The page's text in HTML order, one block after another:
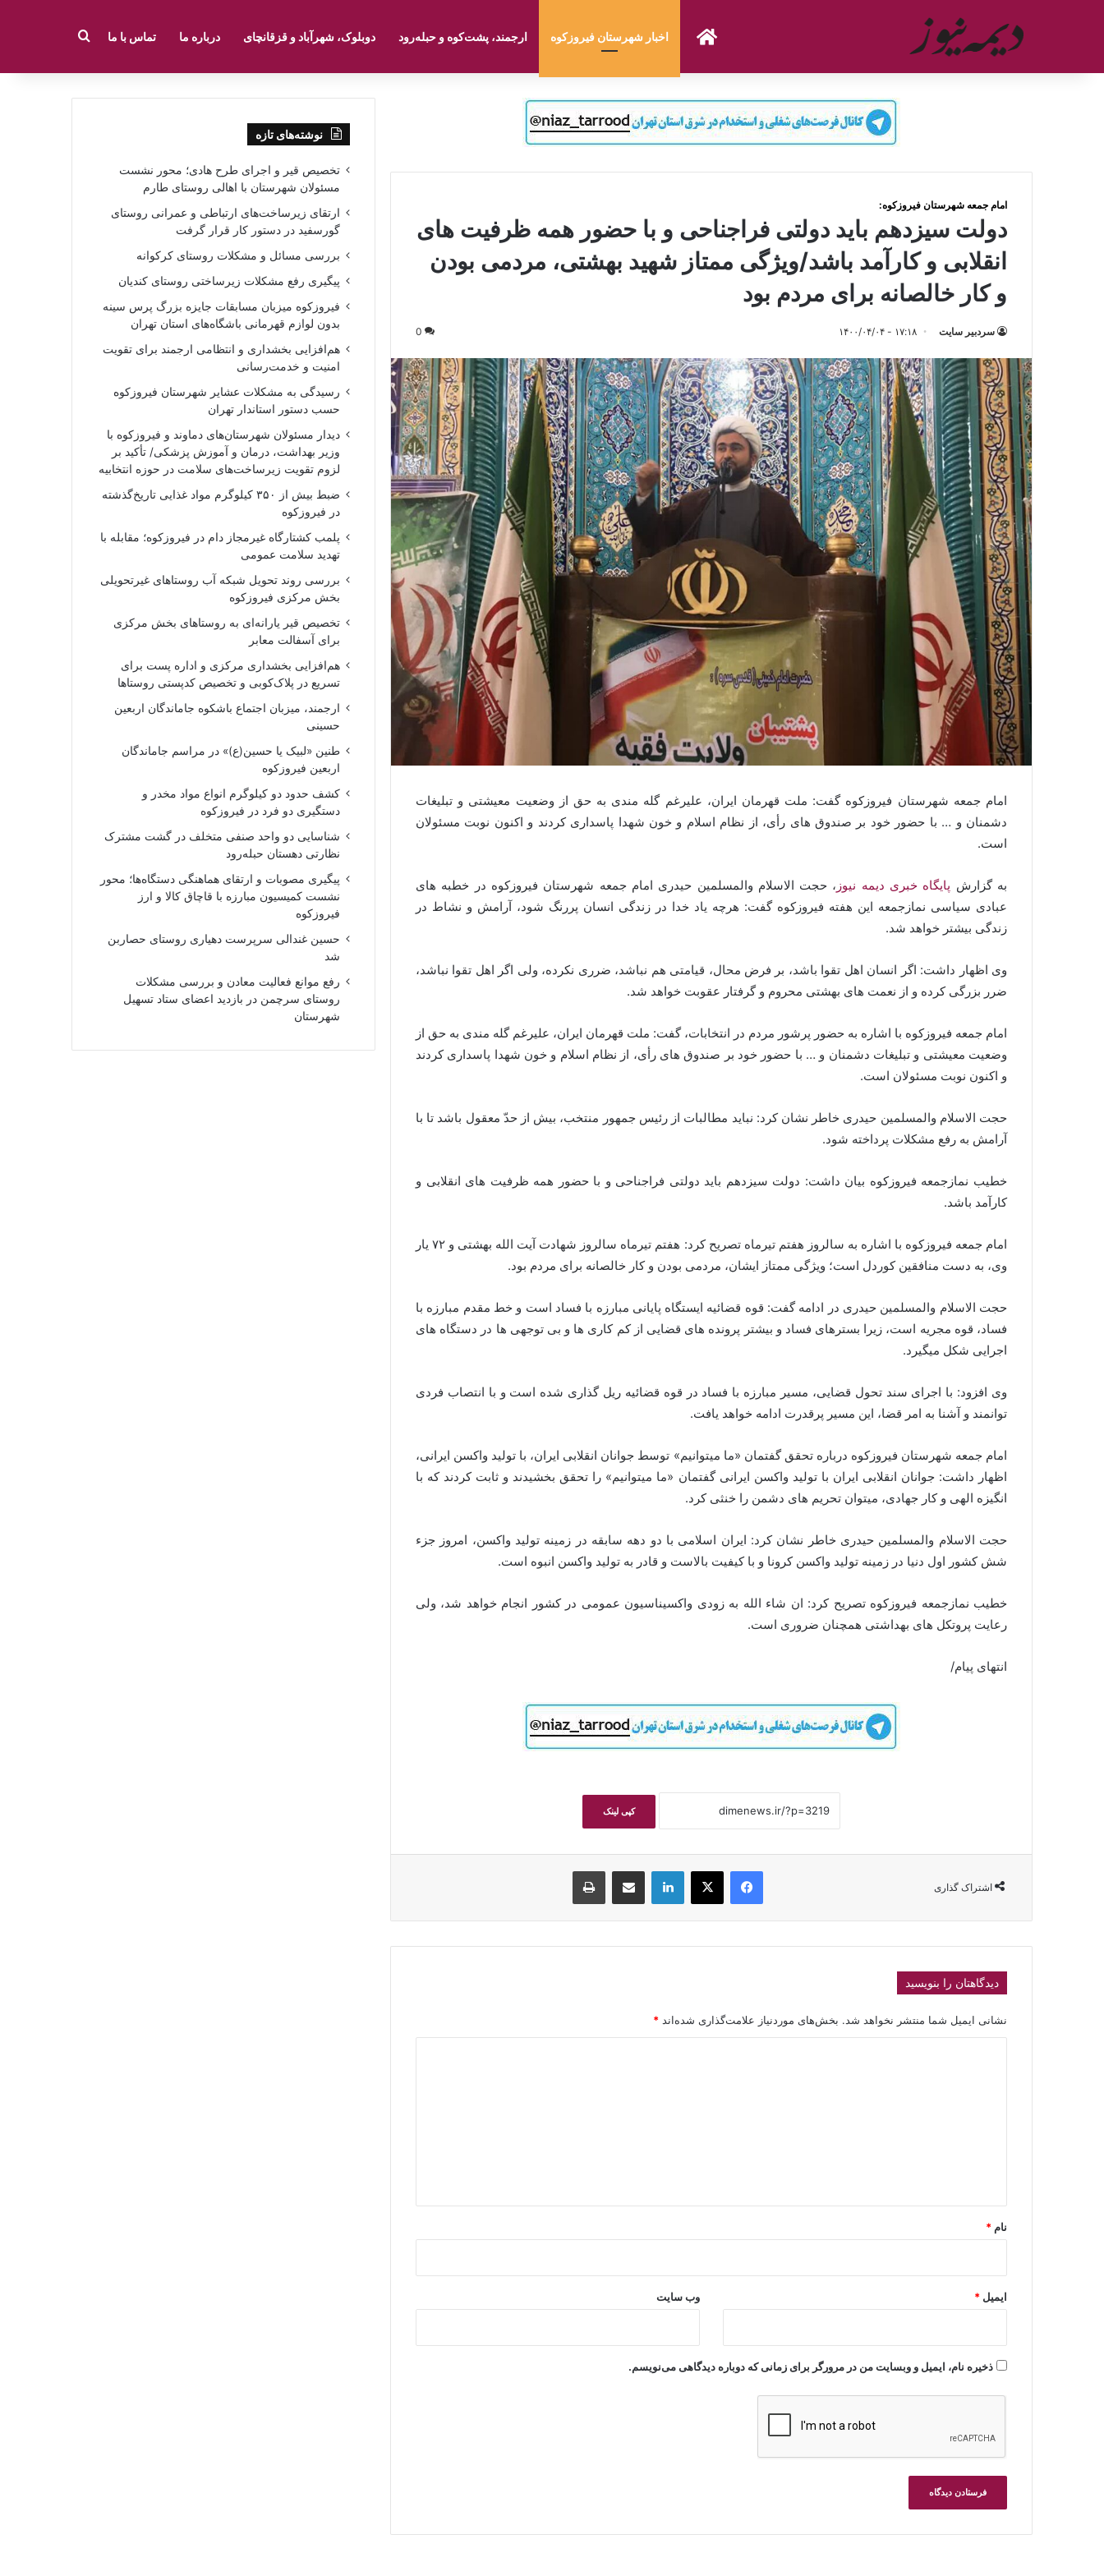
صفحه نخست
اخبار شهرستان فیروزکوه ارجمند، پشت‌کوه و حبله‌رود دوبلوک، شهرآباد و قزقانچای درباره ما تماس با ما جستجو برای
امام جمعه شهرستان فیروزکوه:
دولت سیزدهم باید دولتی فراجناحی و با حضور همه ظرفیت های
انقلابی و کارآمد باشد/ویژگی ممتاز شهید بهشتی، مردمی بودن
و کار خالصانه برای مردم بود
سردبیر سایت ۱۷:۱۸ - ۱۴۰۰/۰۴/۰۴ 0
امام جمعه شهرستان فیروزکوه گفت: ملت قهرمان ایران، علیرغم گله مندی به حق از وضعیت معیشتی و تبلیغات
دشمنان و … با حضور خود بر صندوق های رأی، از نظام اسلام و خون شهدا پاسداری کردند و اکنون نوبت مسئولان
است.
به گزارش پایگاه خبری دیمه نیوز ، حجت الاسلام والمسلمین حیدری امام جمعه شهرستان فیروزکوه در خطبه های
عبادی سیاسی نمازجمعه این هفته فیروزکوه گفت: هرچه یاد خدا در زندگی انسان پررنگ شود، آرامش و نشاط در
زندگی بیشتر خواهد شد.
وی اظهار داشت: اگر انسان اهل تقوا باشد، بر فرض محال، قیامتی هم نباشد، ضرری نکرده، ولی اگر اهل تقوا نباشد،
ضرر بزرگی کرده و از نعمت های بهشتی محروم و گرفتار عقوبت خواهد شد.
امام جمعه فیروزکوه با اشاره به حضور پرشور مردم در انتخابات، گفت: ملت قهرمان ایران، علیرغم گله مندی به حق از
وضعیت معیشتی و تبلیغات دشمنان و … با حضور خود بر صندوق های رأی، از نظام اسلام و خون شهدا پاسداری کردند
و اکنون نوبت مسئولان است.
حجت الاسلام والمسلمین حیدری خاطر نشان کرد: نباید مطالبات از رئیس جمهور منتخب، بیش از حدّ معقول باشد تا با
آرامش به رفع مشکلات پرداخته شود.
خطیب نمازجمعه فیروزکوه بیان داشت: دولت سیزدهم باید دولتی فراجناحی و با حضور همه ظرفیت های انقلابی و
کارآمد باشد.
امام جمعه فیروزکوه با اشاره به سالروز هفتم تیرماه تصریح کرد: هفتم تیرماه سالروز شهادت آیت الله بهشتی و ۷۲ یار
وی، به دست منافقین کوردل است؛ ویژگی ممتاز ایشان، مردمی بودن و کار خالصانه برای مردم بود.
حجت الاسلام والمسلمین حیدری در ادامه گفت: قوه قضائیه ایستگاه پایانی مبارزه با فساد است و خط مقدم مبارزه با
فساد، قوه مجریه است، زیرا بسترهای فساد و بیشتر پرونده های قضایی از کم کاری ها و بی توجهی ها در دستگاه های
اجرایی شکل میگیرد.
وی افزود: با اجرای سند تحول قضایی، مسیر مبارزه با فساد در قوه قضائیه ریل گذاری شده است و با انتصاب فردی
توانمند و آشنا به امر قضا، این مسیر پرقدرت ادامه خواهد یافت.
امام جمعه شهرستان فیروزکوه درباره تحقق گفتمان «ما میتوانیم» توسط جوانان انقلابی ایران، با تولید واکسن ایرانی،
اظهار داشت: جوانان انقلابی ایران با تولید واکسن ایرانی گفتمان «ما میتوانیم» را تحقق بخشیدند و ثابت کردند که با
انگیزه الهی و کار جهادی، میتوان تحریم های دشمن را خنثی کرد.
حجت الاسلام والمسلمین حیدری خاطر نشان کرد: ایران اسلامی با دو دهه سابقه در زمینه تولید واکسن، امروز جزء
شش کشور اول دنیا در زمینه تولید واکسن کرونا و با کیفیت بالاست و قادر به تولید واکسن انبوه است.
خطیب نمازجمعه فیروزکوه تصریح کرد: ان شاء الله به زودی واکسیناسیون عمومی در کشور انجام خواهد شد، ولی
رعایت پروتکل های بهداشتی همچنان ضروری است.
انتهای پیام/
کپی لینک
اشتراک گذاری
فیسبوکایکس لینکداین اشتراک گذاری با ایمیل چاپ
دیدگاهتان را بنویسید
نشانی ایمیل شما منتشر نخواهد شد. بخش‌های موردنیاز علامت‌گذاری شده‌اند *
نام *
ایمیل * وب‌ سایت
ذخیره نام، ایمیل و وبسایت من در مرورگر برای زمانی که دوباره دیدگاهی می‌نویسم.
نوشته‌های تازه
تخصیص قیر و اجرای طرح هادی؛ محور نشست
مسئولان شهرستان با اهالی روستای طارم
ارتقای زیرساخت‌های ارتباطی و عمرانی روستای
گورسفید در دستور کار قرار گرفت
بررسی مسائل و مشکلات روستای کرکوانه
پیگیری رفع مشکلات زیرساختی روستای کندیان
فیروزکوه میزبان مسابقات جایزه بزرگ پرس سینه
بدون لوازم قهرمانی باشگاه‌های استان تهران
هم‌افزایی بخشداری و انتظامی ارجمند برای تقویت
امنیت و خدمت‌رسانی
رسیدگی به مشکلات عشایر شهرستان فیروزکوه
حسب دستور استاندار تهران
دیدار مسئولان شهرستان‌های دماوند و فیروزکوه با
وزیر بهداشت، درمان و آموزش پزشکی/ تأکید بر
لزوم تقویت زیرساخت‌های سلامت در حوزه انتخابیه
ضبط بیش از ۳۵۰ کیلوگرم مواد غذایی تاریخ‌گذشته
در فیروزکوه
پلمب کشتارگاه غیرمجاز دام در فیروزکوه؛ مقابله با
تهدید سلامت عمومی
بررسی روند تحویل شبکه آب روستاهای غیرتحویلی
بخش مرکزی فیروزکوه
تخصیص قیر یارانه‌ای به روستاهای بخش مرکزی
برای آسفالت معابر
هم‌افزایی بخشداری مرکزی و اداره پست برای
تسریع در پلاک‌کوبی و تخصیص کدپستی روستاها
ارجمند، میزبان اجتماع باشکوه جاماندگان اربعین
حسینی
طنین «لبیک یا حسین(ع)» در مراسم جاماندگان
اربعین فیروزکوه
کشف حدود دو کیلوگرم انواع مواد مخدر و
دستگیری دو فرد در فیروزکوه
شناسایی دو واحد صنفی متخلف در گشت مشترک
نظارتی دهستان حبله‌رود
پیگیری مصوبات و ارتقای هماهنگی دستگاه‌ها؛ محور
نشست کمیسیون مبارزه با قاچاق کالا و ارز
فیروزکوه
حسین غندالی سرپرست دهیاری روستای حصاربن
شد
رفع موانع فعالیت معادن و بررسی مشکلات
روستای سرچمن در بازدید اعضای ستاد تسهیل
شهرستان